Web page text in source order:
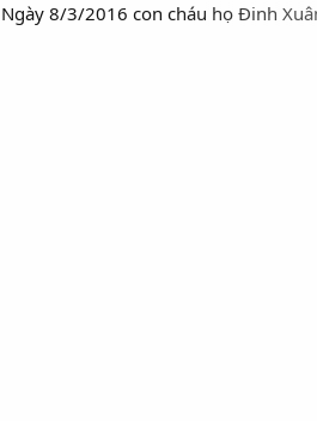
Ngày 8/3/2016 con cháu họ Đinh